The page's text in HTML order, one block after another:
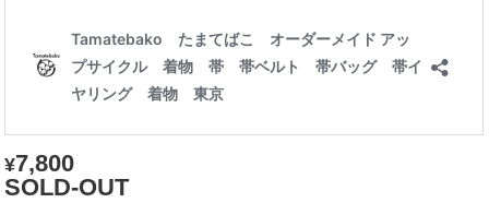
¥7,800
SOLD-OUT